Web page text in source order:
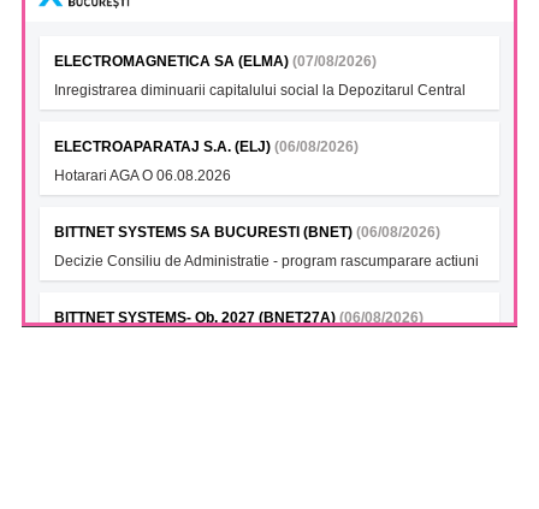
ELECTROMAGNETICA SA (ELMA) (07/08/2026)
Inregistrarea diminuarii capitalului social la Depozitarul Central
ELECTROAPARATAJ S.A. (ELJ) (06/08/2026)
Hotarari AGA O 06.08.2026
BITTNET SYSTEMS SA BUCURESTI (BNET) (06/08/2026)
Decizie Consiliu de Administratie - program rascumparare actiuni
BITTNET SYSTEMS- Ob. 2027 (BNET27A) (06/08/2026)